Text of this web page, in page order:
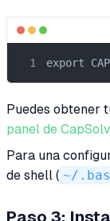
export
Puedes obtener
panel de
Para una
de shell ( ~/
Paso 3: